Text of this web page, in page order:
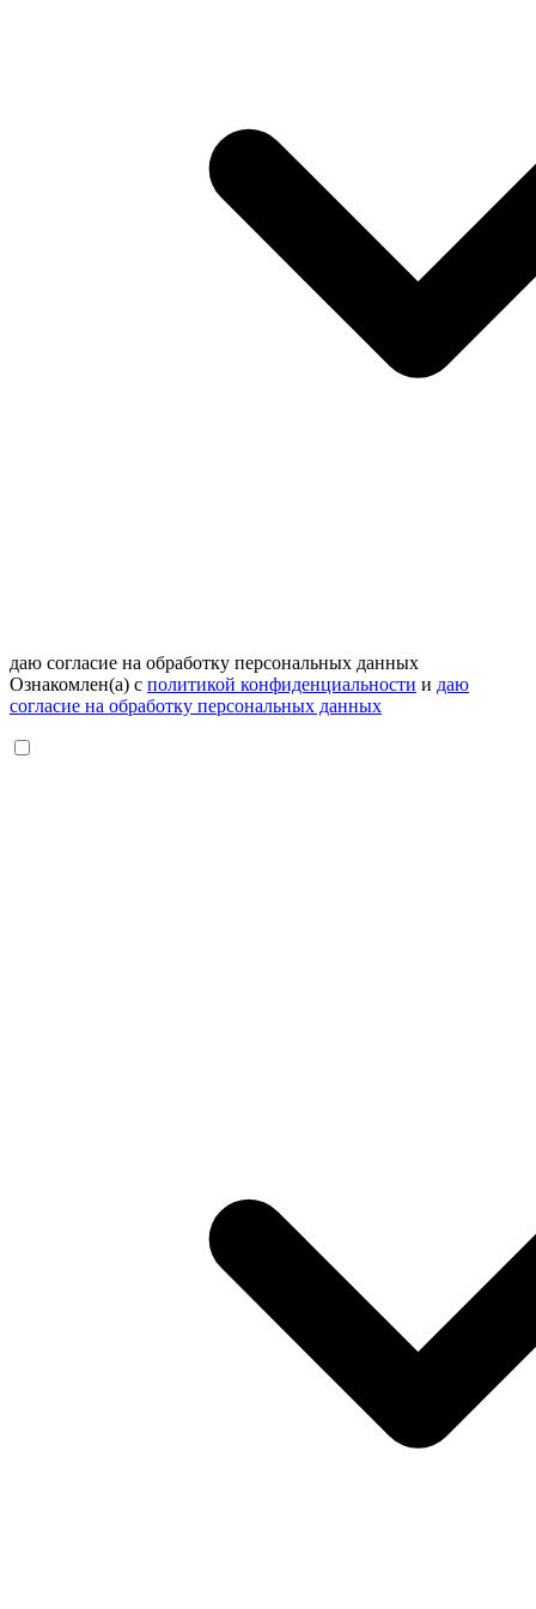
даю согласие на обработку персональных данных
Ознакомлен(а) с политикой конфиденциальности и даю
согласие на обработку персональных данных